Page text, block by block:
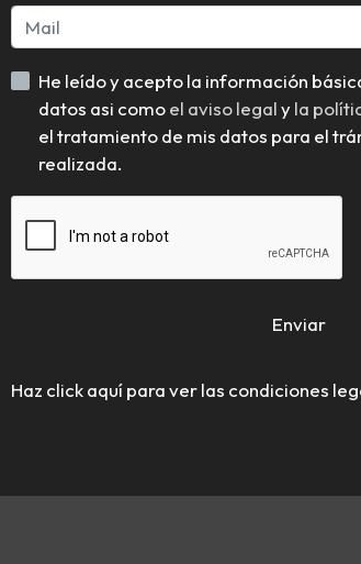
He leído y acepto la información básica sobre protección de
datos asi comoel aviso legalyla
el tratamiento de mis datos para el
realizada.
Enviar
Haz click aquí para ver las condiciones